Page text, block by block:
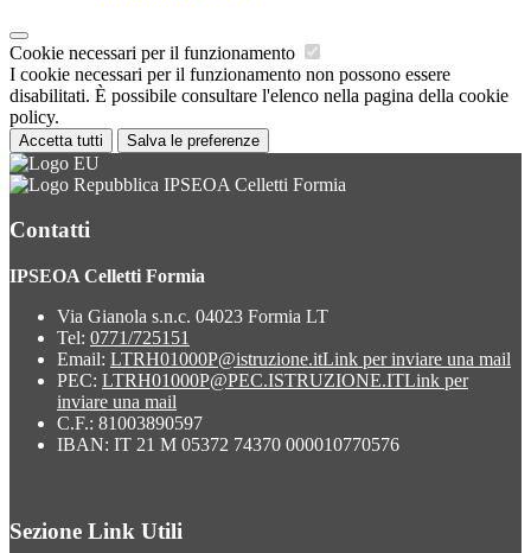
Cookie necessari per il funzionamento
I cookie necessari per il funzionamento non possono essere
disabilitati. È possibile consultare l'elenco nella pagina della cookie
policy.
Accetta tutti Salva le preferenze
IPSEOA Celletti Formia
Contatti
IPSEOA Celletti Formia
Via Gianola s.n.c. 04023 Formia LT
Tel: 0771/725151
Email: LTRH01000P@istruzione.itLink per inviare una mail
PEC: LTRH01000P@PEC.ISTRUZIONE.ITLink per
inviare una mail
C.F.: 81003890597
IBAN: IT 21 M 05372 74370 000010770576
Sezione Link Utili